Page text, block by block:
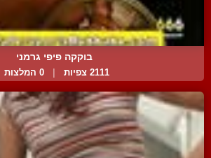
בוקקה פיפי גרמני
2111 צפיות 0 המלצות